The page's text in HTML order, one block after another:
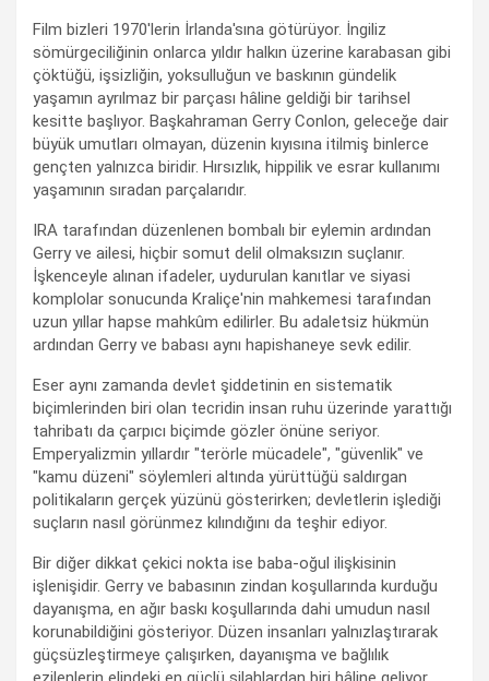
Film bizleri 1970'lerin İrlanda'sına götürüyor. İngiliz
sömürgeciliğinin onlarca yıldır halkın üzerine karabasan gibi
çöktüğü, işsizliğin, yoksulluğun ve baskının gündelik
yaşamın ayrılmaz bir parçası hâline geldiği bir tarihsel
kesitte başlıyor. Başkahraman Gerry Conlon, geleceğe dair
büyük umutları olmayan, düzenin kıyısına itilmiş binlerce
gençten yalnızca biridir. Hırsızlık, hippilik ve esrar kullanımı
yaşamının sıradan parçalarıdır.
IRA tarafından düzenlenen bombalı bir eylemin ardından
Gerry ve ailesi, hiçbir somut delil olmaksızın suçlanır.
İşkenceyle alınan ifadeler, uydurulan kanıtlar ve siyasi
komplolar sonucunda Kraliçe'nin mahkemesi tarafından
uzun yıllar hapse mahkûm edilirler. Bu adaletsiz hükmün
ardından Gerry ve babası aynı hapishaneye sevk edilir.
Eser aynı zamanda devlet şiddetinin en sistematik
biçimlerinden biri olan tecridin insan ruhu üzerinde yarattığı
tahribatı da çarpıcı biçimde gözler önüne seriyor.
Emperyalizmin yıllardır "terörle mücadele", "güvenlik" ve
"kamu düzeni" söylemleri altında yürüttüğü saldırgan
politikaların gerçek yüzünü gösterirken; devletlerin işlediği
suçların nasıl görünmez kılındığını da teşhir ediyor.
Bir diğer dikkat çekici nokta ise baba-oğul ilişkisinin
işlenişidir. Gerry ve babasının zindan koşullarında kurduğu
dayanışma, en ağır baskı koşullarında dahi umudun nasıl
korunabildiğini gösteriyor. Düzen insanları yalnızlaştırarak
güçsüzleştirmeye çalışırken, dayanışma ve bağlılık